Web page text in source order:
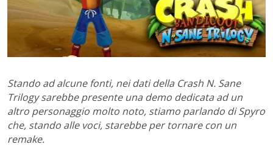
Stando ad alcune fonti, nei dati della Crash N. Sane
Trilogy sarebbe presente una demo dedicata ad un
altro personaggio molto noto, stiamo parlando di Spyro
che, stando alle voci, starebbe per tornare con un
remake.